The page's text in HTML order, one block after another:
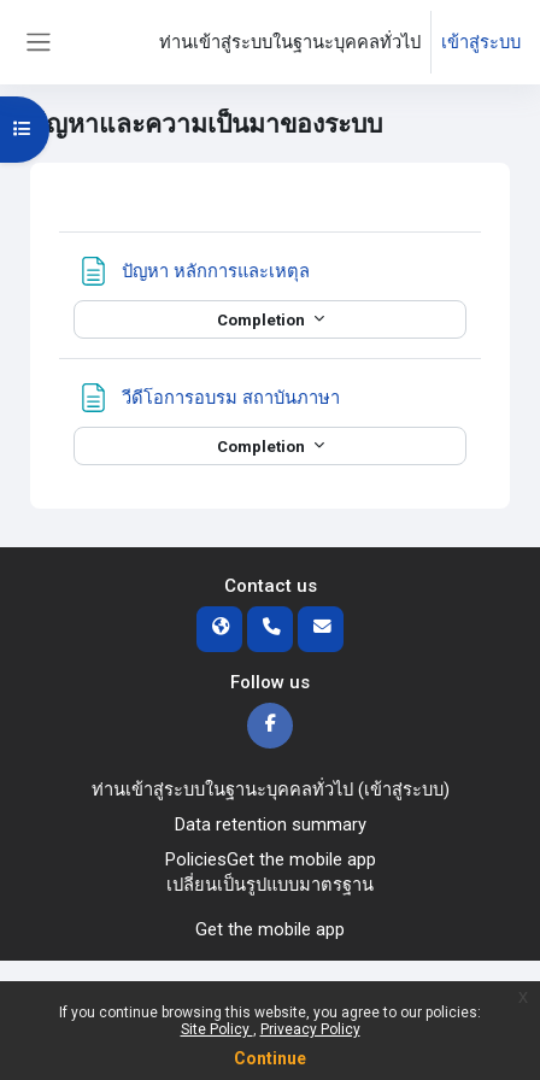
If you continue browsing this website, you agree to our policies:
Site Policy
Priveacy Policy
Continue
ท่านเข้าสู่ระบบในฐานะบุคคลทั่วไป เข้าสู่ระบบ
ปัญหาและความเป็นมาของระบบ
Open course index
Section outline
ปัญหา หลักการและเหตุล
Completion
วีดีโอการอบรม สถาบันภาษา
Completion
Contact us
Follow us
ท่านเข้าสู่ระบบในฐานะบุคคลทั่วไป (เข้าสู่ระบบ)
Data retention summary
PoliciesGet the mobile app
เปลี่ยนเป็นรูปแบบมาตรฐาน
Get the mobile app